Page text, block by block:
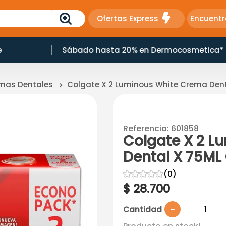
Ofertas Express
10% Dcto en Productos Naturales
Dentales Colgate X 2 Luminous White Crema
Referencia: 601858
Colgate X 2
Dental X
☆☆☆☆☆(0)
$ 28.700
Cantidad －